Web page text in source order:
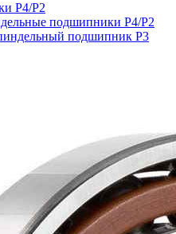
P4/P2
подшипники P4/P2
подшипник P3